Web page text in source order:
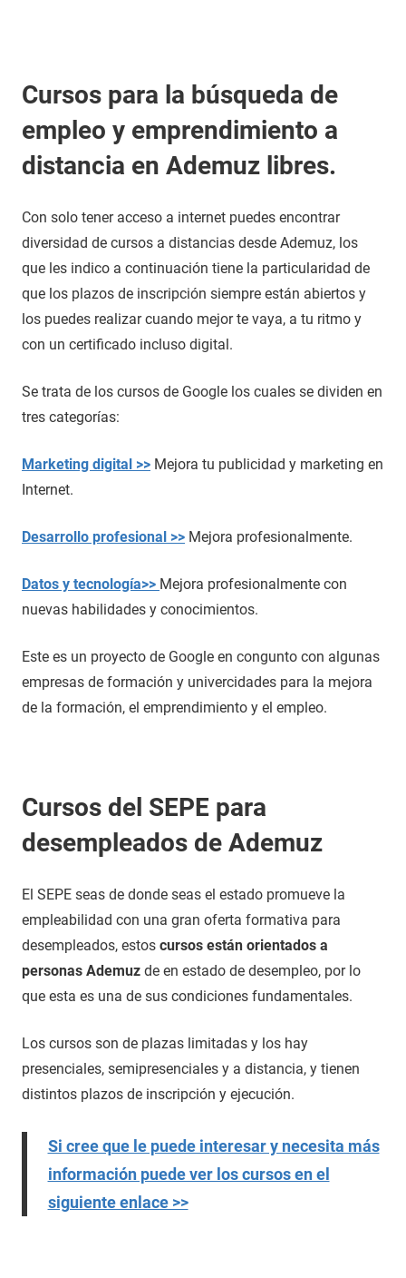
Cursos para la búsqueda de
empleo y emprendimiento a
distancia en Ademuz libres.
Con solo tener acceso a internet puedes encontrar
diversidad de cursos a distancias desde Ademuz, los
que les indico a continuación tiene la particularidad de
que los plazos de inscripción siempre están abiertos y
los puedes realizar cuando mejor te vaya, a tu ritmo y
con un certificado incluso digital.
Se trata de los cursos de Google los cuales se dividen en
tres categorías:
Marketing digital >> Mejora tu publicidad y marketing en
Internet.
Desarrollo profesional >> Mejora profesionalmente.
Datos y tecnología>> Mejora profesionalmente con
nuevas habilidades y conocimientos.
Este es un proyecto de Google en congunto con algunas
empresas de formación y univercidades para la mejora
de la formación, el emprendimiento y el empleo.
Cursos del SEPE para
desempleados de Ademuz
El SEPE seas de donde seas el estado promueve la
empleabilidad con una gran oferta formativa para
desempleados, estos cursos están orientados a
personas Ademuz de en estado de desempleo, por lo
que esta es una de sus condiciones fundamentales.
Los cursos son de plazas limitadas y los hay
presenciales, semipresenciales y a distancia, y tienen
distintos plazos de inscripción y ejecución.
Si cree que le puede interesar y necesita más
información puede ver los cursos en el
siguiente enlace >>